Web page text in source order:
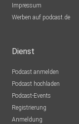
Impressum
Werben auf podcast.de
Dienst
Podcast anmelden
Podcast hochladen
Podcast-Events
Registrierung
Anmeldung